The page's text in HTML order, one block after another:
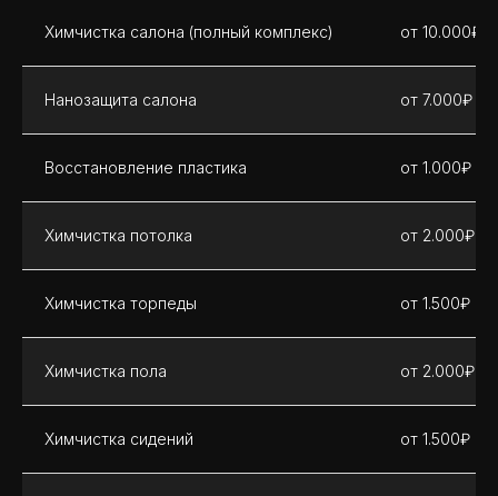
Химчистка салона (полный комплекс) от 10.000₽
Нанозащита салона от 7.000₽
Восстановление пластика от 1.000₽
Химчистка потолка от 2.000₽
Химчистка торпеды от 1.500₽
Химчистка пола от 2.000₽
Химчистка сидений от 1.500₽